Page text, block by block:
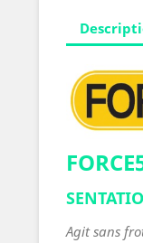
Agit sans